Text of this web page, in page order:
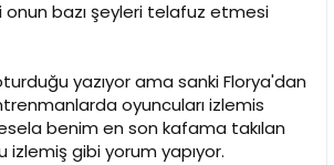
bazı şeyleri telafuz etmesi
yazıyor ama sanki Florya'dan
oyuncuları izlemis
benim en son kafama takılan
izlemiş gibi yorum yapıyor.